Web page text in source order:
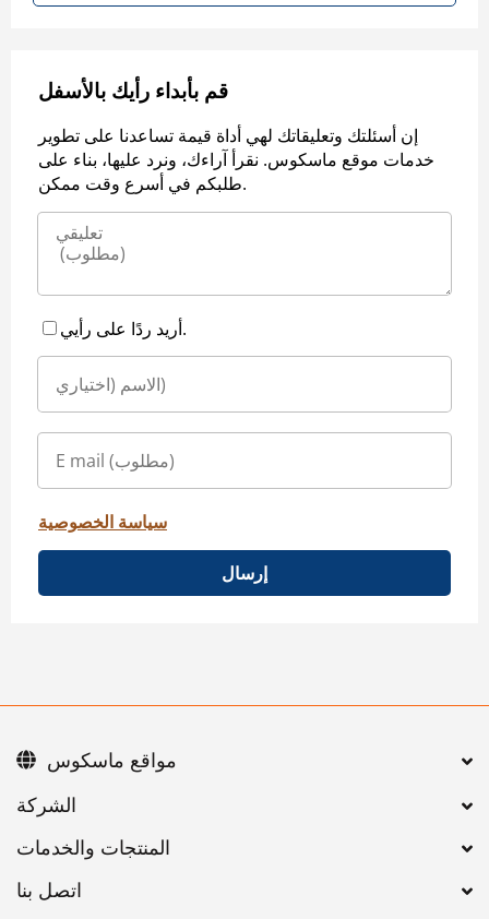
قم بأبداء رأيك بالأسفل
إن أسئلتك وتعليقاتك لهي أداة قيمة تساعدنا على تطوير
خدمات موقع ماسكوس. نقرأ آراءك، ونرد عليها، بناء على
طلبكم في أسرع وقت ممكن.
أريد ردًا على رأيي.
سياسة الخصوصية
إرسال
اتصل بنا
مواقع ماسكوس